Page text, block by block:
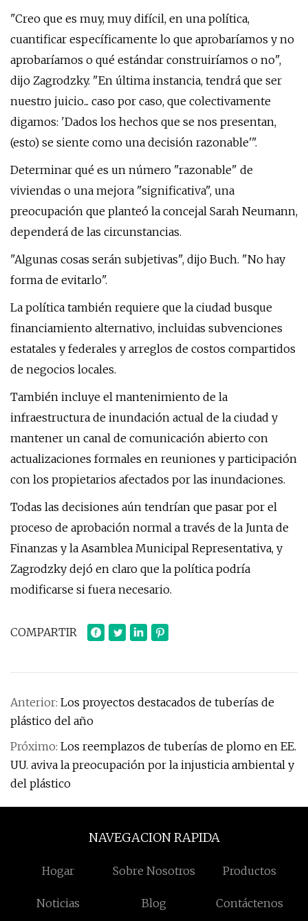
"Creo que es muy, muy difícil, en una política,
cuantificar específicamente lo que aprobaríamos y no
aprobaríamos o qué estándar construiríamos o no",
dijo Zagrodzky. "En última instancia, tendrá que ser
nuestro juicio... caso por caso, que colectivamente
digamos: 'Dados los hechos que se nos presentan,
(esto) se siente como una decisión razonable'".
Determinar qué es un número "razonable" de
viviendas o una mejora "significativa", una
preocupación que planteó la concejal Sarah Neumann,
dependerá de las circunstancias.
"Algunas cosas serán subjetivas", dijo Buch. "No hay
forma de evitarlo".
La política también requiere que la ciudad busque
financiamiento alternativo, incluidas subvenciones
estatales y federales y arreglos de costos compartidos
de negocios locales.
También incluye el mantenimiento de la
infraestructura de inundación actual de la ciudad y
mantener un canal de comunicación abierto con
actualizaciones formales en reuniones y participación
con los propietarios afectados por las inundaciones.
Todas las decisiones aún tendrían que pasar por el
proceso de aprobación normal a través de la Junta de
Finanzas y la Asamblea Municipal Representativa, y
Zagrodzky dejó en claro que la política podría
modificarse si fuera necesario.
COMPARTIR
Anterior: Los proyectos destacados de tuberías de
plástico del año
Próximo: Los reemplazos de tuberías de plomo en EE.
UU. aviva la preocupación por la injusticia ambiental y
del plástico
NAVEGACION RAPIDA
Hogar Sobre Nosotros Productos
Noticias Blog Contáctenos